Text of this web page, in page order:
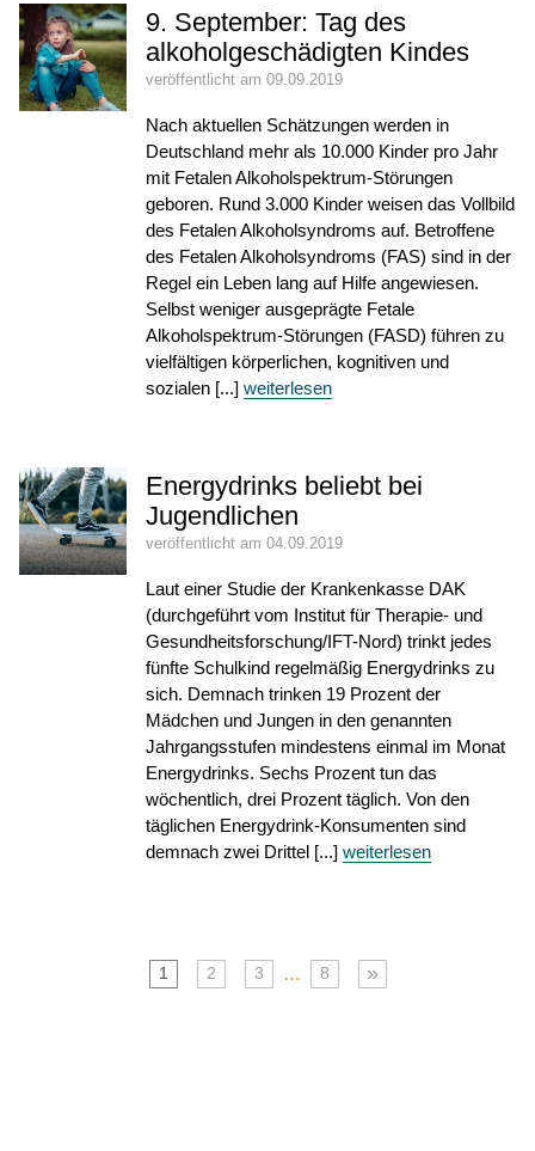
9. September: Tag des
alkoholgeschädigten Kindes
veröffentlicht am 09.09.2019
Nach aktuellen Schätzungen werden in
Deutschland mehr als 10.000 Kinder pro Jahr
mit Fetalen Alkoholspektrum-Störungen
geboren. Rund 3.000 Kinder weisen das Vollbild
des Fetalen Alkoholsyndroms auf. Betroffene
des Fetalen Alkoholsyndroms (FAS) sind in der
Regel ein Leben lang auf Hilfe angewiesen.
Selbst weniger ausgeprägte Fetale
Alkoholspektrum-Störungen (FASD) führen zu
vielfältigen körperlichen, kognitiven und
sozialen [...] weiterlesen
Energydrinks beliebt bei
Jugendlichen
veröffentlicht am 04.09.2019
Laut einer Studie der Krankenkasse DAK
(durchgeführt vom Institut für Therapie- und
Gesundheitsforschung/IFT-Nord) trinkt jedes
fünfte Schulkind regelmäßig Energydrinks zu
sich. Demnach trinken 19 Prozent der
Mädchen und Jungen in den genannten
Jahrgangsstufen mindestens einmal im Monat
Energydrinks. Sechs Prozent tun das
wöchentlich, drei Prozent täglich. Von den
täglichen Energydrink-Konsumenten sind
demnach zwei Drittel [...] weiterlesen
1 2 3 … 8 »